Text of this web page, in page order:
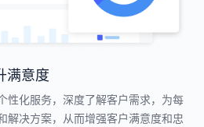
满意度
性化服务，深度了解客户需求，为每
解决方案，从而增强客户满意度和忠